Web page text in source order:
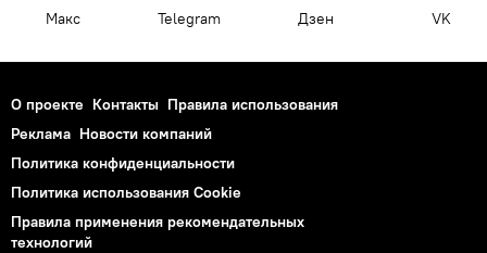
Макс Telegram Дзен VK
О проекте Контакты Правила использования
Реклама Новости компаний
Политика конфиденциальности
Политика использования Cookie
Правила применения рекомендательных
технологий